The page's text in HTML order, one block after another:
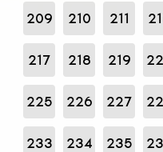
209 210 211
217 218 219
225 226 227
233 234 235